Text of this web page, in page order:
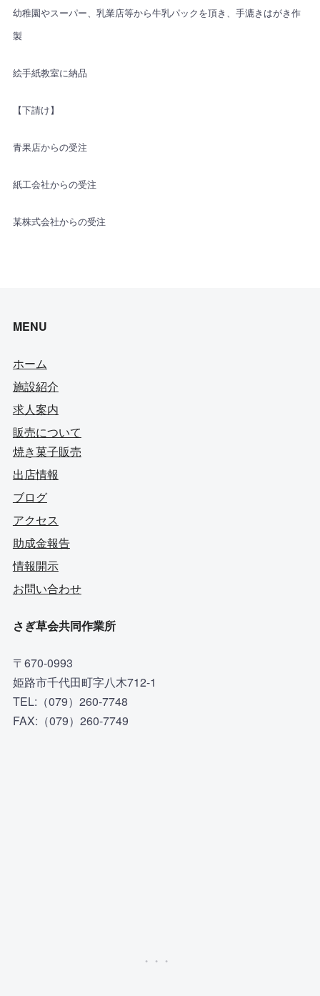
幼稚園やスーパー、乳業店等から牛乳パックを頂き、手漉きはがき作
製
絵手紙教室に納品
【下請け】
青果店からの受注
紙工会社からの受注
某株式会社からの受注
MENU
ホーム
施設紹介
求人案内
販売について
焼き菓子販売
出店情報
ブログ
アクセス
助成金報告
情報開示
お問い合わせ
さぎ草会共同作業所
〒670-0993
姫路市千代田町字八木712-1
TEL:（079）260-7748
FAX:（079）260-7749